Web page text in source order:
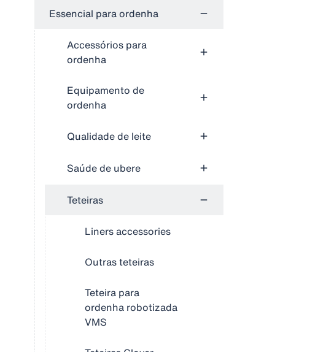
Essencial para ordenha
Accessórios para
ordenha
Equipamento de
ordenha
Qualidade de leite
Saúde de ubere
Teteiras
Liners accessories
Outras teteiras
Teteira para
ordenha robotizada
VMS